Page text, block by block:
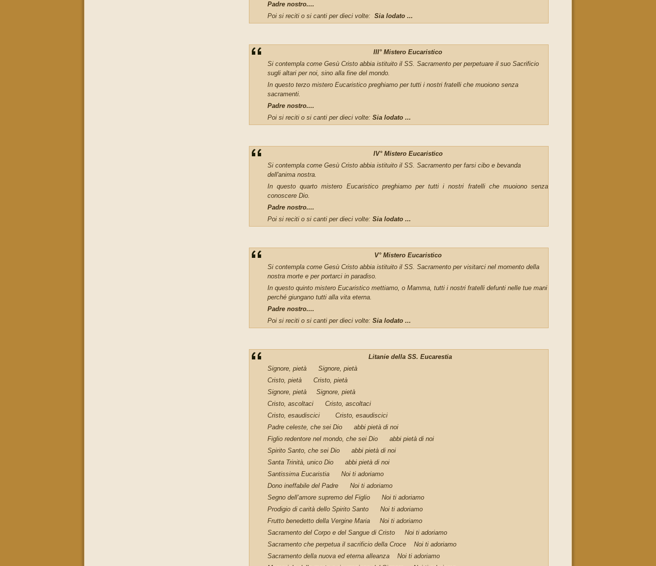
Padre nostro....
Poi si reciti o si canti per dieci volte: Sia lodato ...
III° Mistero Eucaristico
Si contempla come Gesù Cristo abbia istituito il SS. Sacramento per perpetuare il suo Sacrificio
sugli altari per noi, sino alla fine del mondo.
In questo terzo mistero Eucaristico preghiamo per tutti i nostri fratelli che muoiono senza
sacramenti.
Padre nostro....
Poi si reciti o si canti per dieci volte: Sia lodato ...
IV° Mistero Eucaristico
Si contempla come Gesù Cristo abbia istituito il SS. Sacramento per farsi cibo e bevanda
dell'anima nostra.
In questo quarto mistero Eucaristico preghiamo per tutti i nostri fratelli che muoiono senza
conoscere Dio.
Padre nostro....
Poi si reciti o si canti per dieci volte: Sia lodato ...
V° Mistero Eucaristico
Si contempla come Gesù Cristo abbia istituito il SS. Sacramento per visitarci nel momento della
no­stra morte e per portarci in paradiso.
In questo quinto mistero Eucaristico mettiamo, o Mamma, tutti i nostri fratelli defunti nelle tue mani
perché giungano tutti alla vita eterna.
Padre nostro....
Poi si reciti o si canti per dieci volte: Sia lodato ...
Litanie della SS. Eucarestia
Signore, pietà Signore, pietà
Cristo, pietà Cristo, pietà
Signore, pietà Signore, pietà
Cristo, ascoltaci Cristo, ascoltaci
Cristo, esaudiscici Cristo, esaudiscici
Padre celeste, che sei Dio abbi pietà di noi
Figlio redentore nel mondo, che sei Dio abbi pietà di noi
Spirito Santo, che sei Dio abbi pietà di noi
Santa Trinità, unico Dio abbi pietà di noi
Santissima Eucaristia Noi ti adoriamo
Dono ineffabile del Padre Noi ti adoriamo
Segno dell’amore supremo del Figlio Noi ti adoriamo
Prodigio di carità dello Spirito Santo Noi ti adoriamo
Frutto benedetto della Vergine Maria Noi ti adoriamo
Sacramento del Corpo e del Sangue di Cristo Noi ti adoriamo
Sacramento che perpetua il sacrificio della Croce Noi ti adoriamo
Sacramento della nuova ed eterna alleanza Noi ti adoriamo